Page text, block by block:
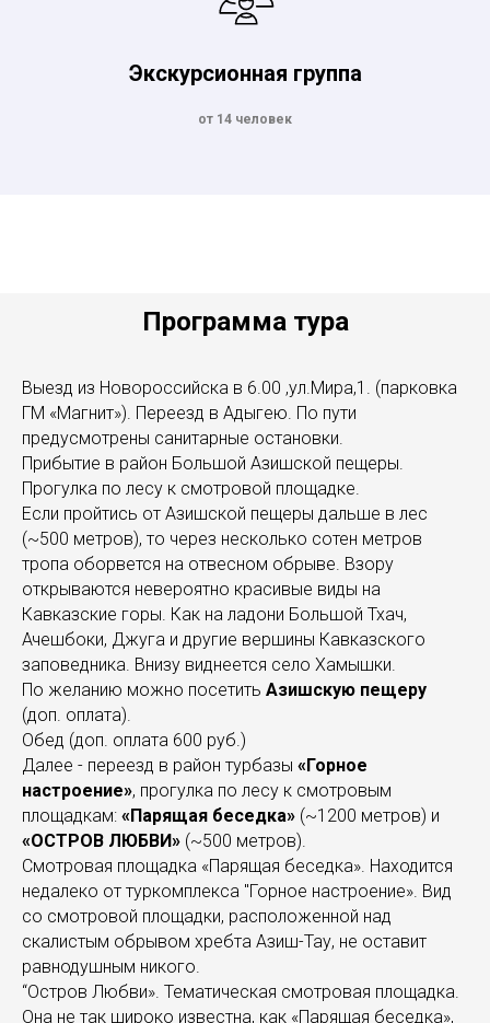
Экскурсионная группа
от 14 человек
Программа тура
Выезд из Новороссийска в 6.00 ,ул.Мира,1. (парковка
ГМ «Магнит»). Переезд в Адыгею. По пути
предусмотрены санитарные остановки.
Прибытие в район Большой Азишской пещеры.
Прогулка по лесу к смотровой площадке.
Если пройтись от Азишской пещеры дальше в лес
(~500 метров), то через несколько сотен метров
тропа оборвется на отвесном обрыве. Взору
открываются невероятно красивые виды на
Кавказские горы. Как на ладони Большой Тхач,
Ачешбоки, Джуга и другие вершины Кавказского
заповедника. Внизу виднеется село Хамышки.
По желанию можно посетить Азишскую пещеру
(доп. оплата).
Обед (доп. оплата 600 руб.)
Далее - переезд в район турбазы «Горное
настроение», прогулка по лесу к смотровым
площадкам: «Парящая беседка» (~1200 метров) и
«ОСТРОВ ЛЮБВИ» (~500 метров).
Смотровая площадка «Парящая беседка». Находится
недалеко от туркомплекса "Горное настроение». Вид
со смотровой площадки, расположенной над
скалистым обрывом хребта Азиш-Тау, не оставит
равнодушным никого.
“Остров Любви». Тематическая смотровая площадка.
Она не так широко известна, как «Парящая беседка»,